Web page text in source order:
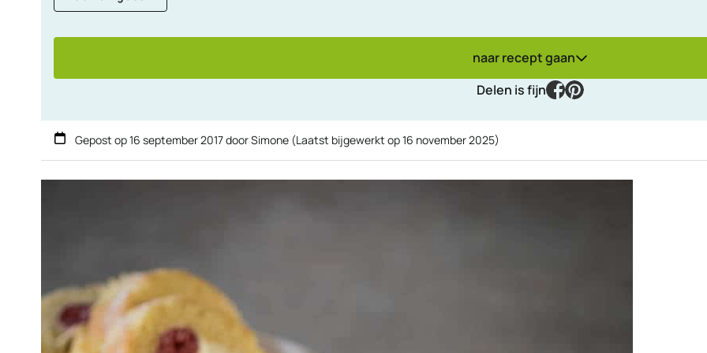
naar recept gaan
Delen is fijn
facebook
pinterest
Gepost op16 september 2017doorSimone (Laatst bijgewerkt op16 november 2025)